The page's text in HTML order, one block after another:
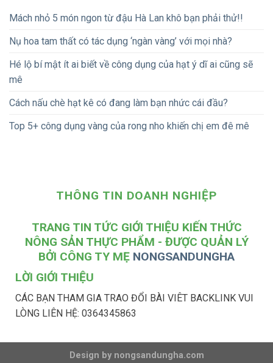
Mách nhỏ 5 món ngon từ đậu Hà Lan khô bạn phải thử!!
Nụ hoa tam thất có tác dụng ‘ngàn vàng’ với mọi nhà?
Hé lộ bí mật ít ai biết về công dụng của hạt ý dĩ ai cũng sẽ
mê
Cách nấu chè hạt kê có đang làm bạn nhức cái đầu?
Top 5+ công dụng vàng của rong nho khiến chị em đê mê
THÔNG TIN DOANH NGHIỆP
TRANG TIN TỨC GIỚI THIỆU KIẾN THỨC
NÔNG SẢN THỰC PHẨM - ĐƯỢC QUẢN LÝ
BỞI CÔNG TY MẸ NONGSANDUNGHA
LỜI GIỚI THIỆU
CÁC BẠN THAM GIA TRAO ĐỔI BÀI VIÊT BACKLINK VUI
LÒNG LIÊN HỆ: 0364345863
Design by nongsandungha.com